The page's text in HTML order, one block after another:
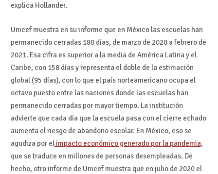
explica Hollander.
Unicef muestra en su informe que en México las escuelas han
permanecido cerradas 180 días, de marzo de 2020 a febrero de
2021. Esa cifra es superior a la media de América Latina y el
Caribe, con 158 días y representa el doble de la estimación
global (95 días), con lo que el país norteamericano ocupa el
octavo puesto entre las naciones donde las escuelas han
permanecido cerradas por mayor tiempo. La institución
advierte que cada día que la escuela pasa con el cierre echado
aumenta el riesgo de abandono escolar. En México, eso se
agudiza por elimpacto económico generado por la pandemia,
que se traduce en millones de personas desempleadas. De
hecho, otro informe de Unicef muestra que en julio de 2020 el